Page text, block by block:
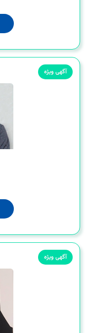
آگهی ویژه
آگهی ویژه